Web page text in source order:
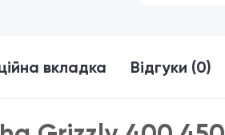
вкладка Відгуки (0)